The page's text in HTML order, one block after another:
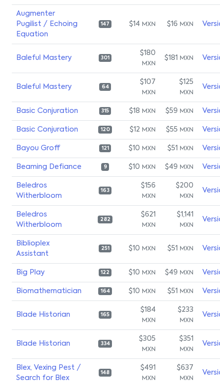
Augmenter
Pugilist / Echoing
Equation
147 $14 MXN $16 MXN
Baleful Mastery 301
$180
MXN
$181 MXN
Baleful Mastery 64
$107
MXN
$125
MXN
Basic Conjuration 315 $18 MXN $59 MXN
Basic Conjuration 120 $12 MXN $55 MXN
Bayou Groff 121 $10 MXN $51 MXN
Beaming Defiance 9 $10 MXN $49 MXN
Beledros
Witherbloom
163
$156
MXN
$200
MXN
Beledros
Witherbloom
282
$621
MXN
$1,141
MXN
Biblioplex
Assistant
251 $10 MXN $51 MXN
Big Play 122 $10 MXN $49 MXN
Biomathematician 164 $10 MXN $51 MXN
Blade Historian 165
$184
MXN
$233
MXN
Blade Historian 334
$305
MXN
$351
MXN
Blex, Vexing Pest /
Search for Blex
148
$491
MXN
$637
MXN